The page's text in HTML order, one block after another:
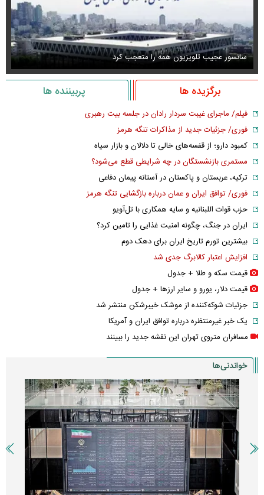
سانسور عجیب تلویزیون همه را متعجب کرد
برگزیده ها پربیننده ها
فیلم/ ماجرای غیبت سردار رادان در جلسه بیت رهبری
فوری/ جزئیات جدید از مذاکرات تنگه هرمز
کمبود دارو؛ از قفسه‌های خالی تا دلالان و بازار سیاه
مستمری بازنشستگان در چه شرایطی قطع می‌شود؟
ترکیه، عربستان و پاکستان در آستانه پیمان دفاعی
فوری/ توافق ایران و عمان درباره بازگشایی تنگه هرمز
حزب قوات اللبنانیه و سایه همکاری با تل‌آویو
ایران در جنگ، چگونه امنیت غذایی را تامین کرد؟
بیشترین تورم تاریخ ایران برای دهک دوم
افزایش اعتبار کالابرگ جدی شد
قیمت سکه و طلا + جدول
قیمت دلار، یورو و سایر ارز‌ها + جدول
جزئیات شوکه‌کننده از موشک خیبرشکن منتشر شد
یک خبر غیرمنتظره درباره توافق ایران و آمریکا
مسافران متروی تهران این نقشه جدید را ببینند
خواندنی‌ها